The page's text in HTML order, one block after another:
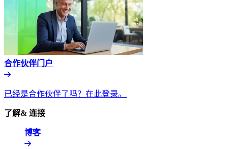
合作伙伴门户​​
已经是合作伙伴了吗？在此登录。​​
了解& 连接​​
博客​​